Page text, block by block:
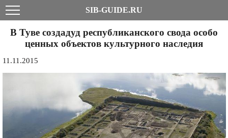
SIB-GUIDE.RU
В Туве создадуд республиканского свода особо
ценных объектов культурного наследия
11.11.2015